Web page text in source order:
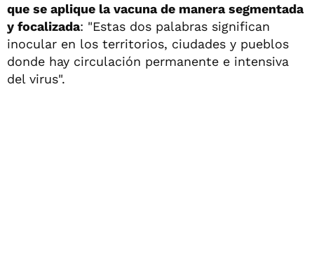
que se aplique la vacuna de manera segmentada
y focalizada: "Estas dos palabras significan
inocular en los territorios, ciudades y pueblos
donde hay circulación permanente e intensiva
del virus".